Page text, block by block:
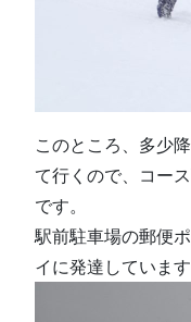
このところ、多少
て行くので、コー
です。
駅前駐車場の郵便
イに発達しています